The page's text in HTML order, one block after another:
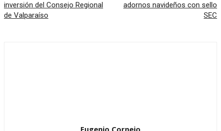
inversión del Consejo Regional
de Valparaíso
adornos navideños con sello
SEC